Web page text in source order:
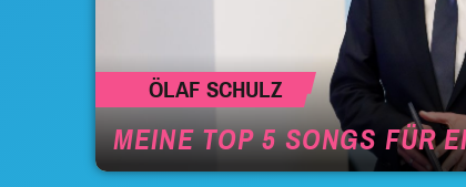
ÖLAF SCHULZ
MEINE TOP 5 SONGS FÜR